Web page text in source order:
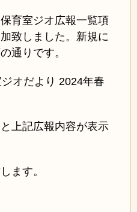
育室ジオ広報一覧項
致しました。新規に
通りです。
オだより 2024年春
上記広報内容が表示
ます。